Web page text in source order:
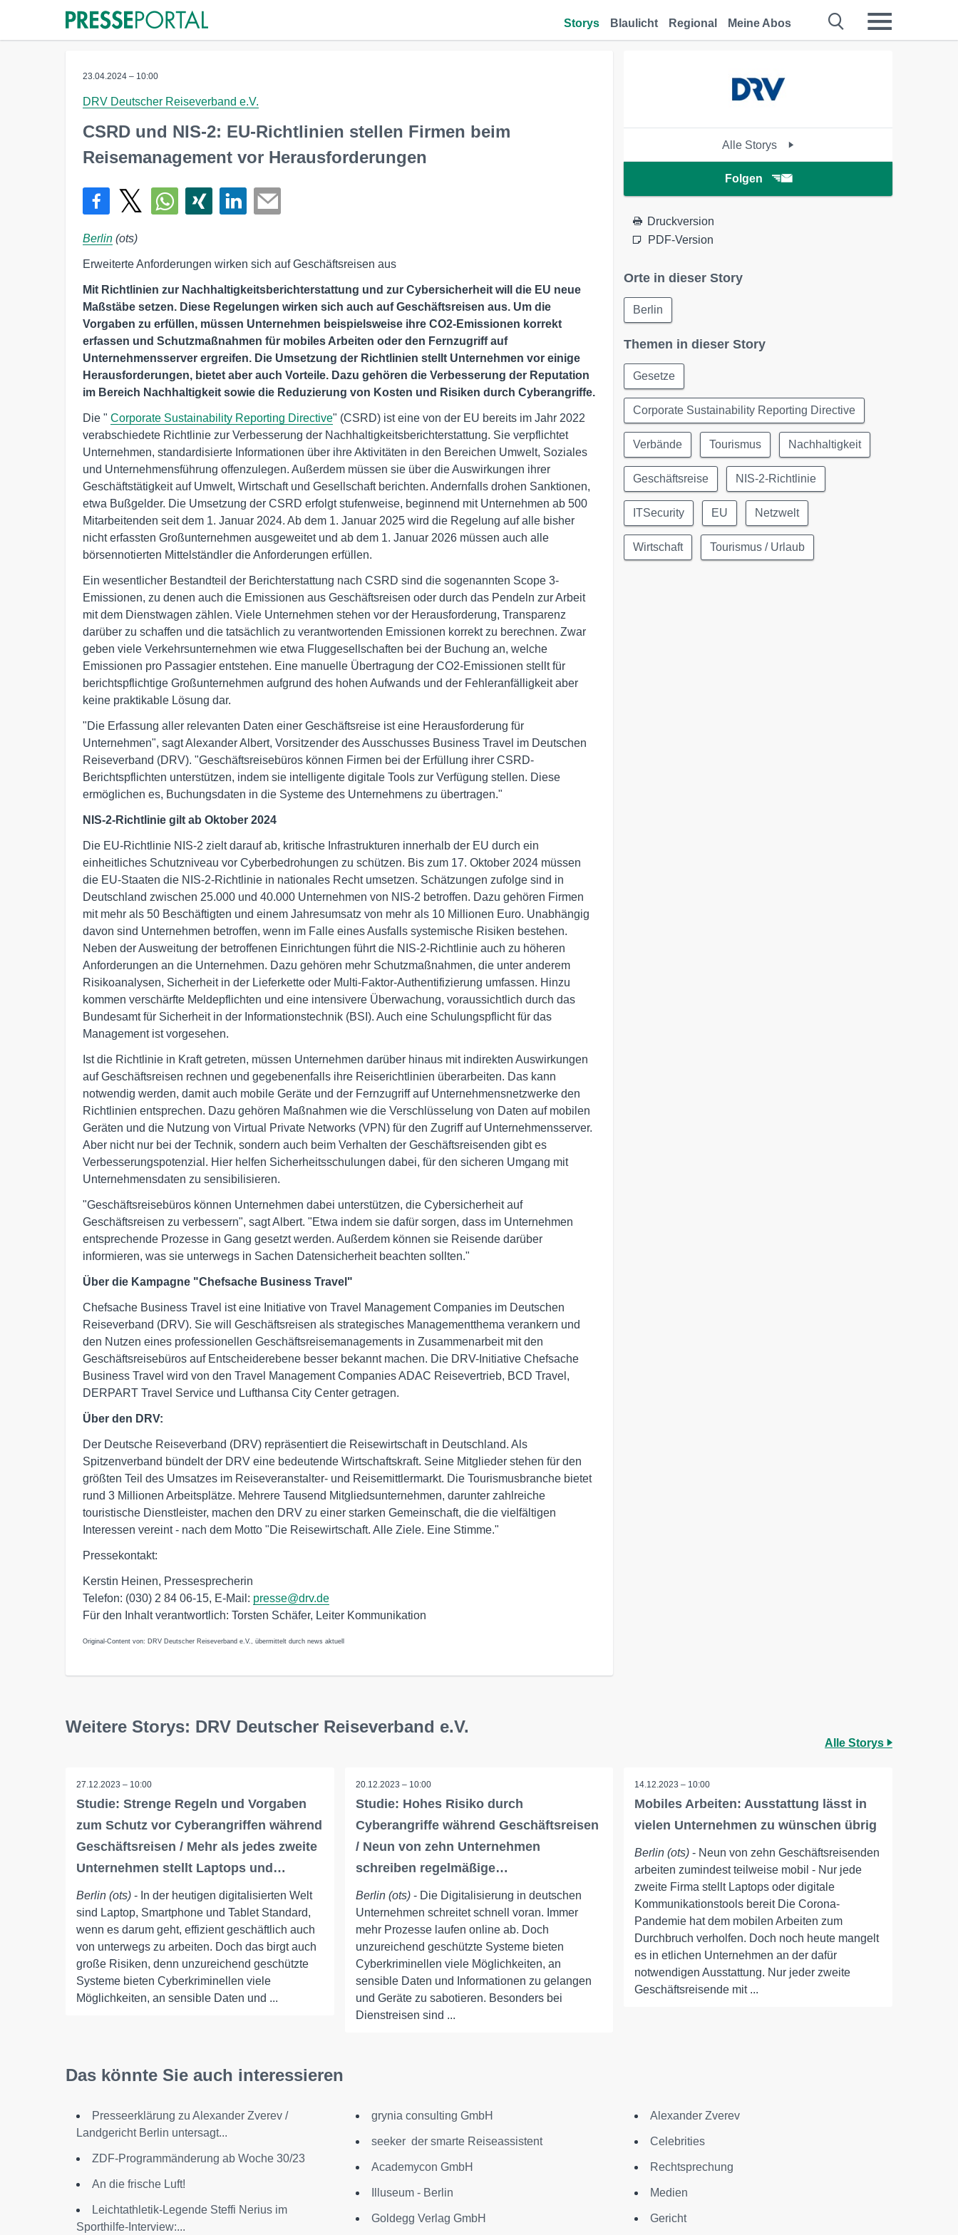
Storys Blaulicht Regional Meine Abos
23.04.2024 – 10:00
DRV Deutscher Reiseverband e.V.
CSRD und NIS-2: EU-Richtlinien stellen Firmen beim
Reisemanagement vor Herausforderungen
Berlin (ots)
Erweiterte Anforderungen wirken sich auf Geschäftsreisen aus
Mit Richtlinien zur Nachhaltigkeitsberichterstattung und zur Cybersicherheit will die EU neue
Maßstäbe setzen. Diese Regelungen wirken sich auch auf Geschäftsreisen aus. Um die
Vorgaben zu erfüllen, müssen Unternehmen beispielsweise ihre CO2-Emissionen korrekt
erfassen und Schutzmaßnahmen für mobiles Arbeiten oder den Fernzugriff auf
Unternehmensserver ergreifen. Die Umsetzung der Richtlinien stellt Unternehmen vor einige
Herausforderungen, bietet aber auch Vorteile. Dazu gehören die Verbesserung der Reputation
im Bereich Nachhaltigkeit sowie die Reduzierung von Kosten und Risiken durch Cyberangriffe.
Die " Corporate Sustainability Reporting Directive" (CSRD) ist eine von der EU bereits im Jahr 2022
verabschiedete Richtlinie zur Verbesserung der Nachhaltigkeitsberichterstattung. Sie verpflichtet
Unternehmen, standardisierte Informationen über ihre Aktivitäten in den Bereichen Umwelt, Soziales
und Unternehmensführung offenzulegen. Außerdem müssen sie über die Auswirkungen ihrer
Geschäftstätigkeit auf Umwelt, Wirtschaft und Gesellschaft berichten. Andernfalls drohen Sanktionen,
etwa Bußgelder. Die Umsetzung der CSRD erfolgt stufenweise, beginnend mit Unternehmen ab 500
Mitarbeitenden seit dem 1. Januar 2024. Ab dem 1. Januar 2025 wird die Regelung auf alle bisher
nicht erfassten Großunternehmen ausgeweitet und ab dem 1. Januar 2026 müssen auch alle
börsennotierten Mittelständler die Anforderungen erfüllen.
Ein wesentlicher Bestandteil der Berichterstattung nach CSRD sind die sogenannten Scope 3-
Emissionen, zu denen auch die Emissionen aus Geschäftsreisen oder durch das Pendeln zur Arbeit
mit dem Dienstwagen zählen. Viele Unternehmen stehen vor der Herausforderung, Transparenz
darüber zu schaffen und die tatsächlich zu verantwortenden Emissionen korrekt zu berechnen. Zwar
geben viele Verkehrsunternehmen wie etwa Fluggesellschaften bei der Buchung an, welche
Emissionen pro Passagier entstehen. Eine manuelle Übertragung der CO2-Emissionen stellt für
berichtspflichtige Großunternehmen aufgrund des hohen Aufwands und der Fehleranfälligkeit aber
keine praktikable Lösung dar.
"Die Erfassung aller relevanten Daten einer Geschäftsreise ist eine Herausforderung für
Unternehmen", sagt Alexander Albert, Vorsitzender des Ausschusses Business Travel im Deutschen
Reiseverband (DRV). "Geschäftsreisebüros können Firmen bei der Erfüllung ihrer CSRD-
Berichtspflichten unterstützen, indem sie intelligente digitale Tools zur Verfügung stellen. Diese
ermöglichen es, Buchungsdaten in die Systeme des Unternehmens zu übertragen."
NIS-2-Richtlinie gilt ab Oktober 2024
Die EU-Richtlinie NIS-2 zielt darauf ab, kritische Infrastrukturen innerhalb der EU durch ein
einheitliches Schutzniveau vor Cyberbedrohungen zu schützen. Bis zum 17. Oktober 2024 müssen
die EU-Staaten die NIS-2-Richtlinie in nationales Recht umsetzen. Schätzungen zufolge sind in
Deutschland zwischen 25.000 und 40.000 Unternehmen von NIS-2 betroffen. Dazu gehören Firmen
mit mehr als 50 Beschäftigten und einem Jahresumsatz von mehr als 10 Millionen Euro. Unabhängig
davon sind Unternehmen betroffen, wenn im Falle eines Ausfalls systemische Risiken bestehen.
Neben der Ausweitung der betroffenen Einrichtungen führt die NIS-2-Richtlinie auch zu höheren
Anforderungen an die Unternehmen. Dazu gehören mehr Schutzmaßnahmen, die unter anderem
Risikoanalysen, Sicherheit in der Lieferkette oder Multi-Faktor-Authentifizierung umfassen. Hinzu
kommen verschärfte Meldepflichten und eine intensivere Überwachung, voraussichtlich durch das
Bundesamt für Sicherheit in der Informationstechnik (BSI). Auch eine Schulungspflicht für das
Management ist vorgesehen.
Ist die Richtlinie in Kraft getreten, müssen Unternehmen darüber hinaus mit indirekten Auswirkungen
auf Geschäftsreisen rechnen und gegebenenfalls ihre Reiserichtlinien überarbeiten. Das kann
notwendig werden, damit auch mobile Geräte und der Fernzugriff auf Unternehmensnetzwerke den
Richtlinien entsprechen. Dazu gehören Maßnahmen wie die Verschlüsselung von Daten auf mobilen
Geräten und die Nutzung von Virtual Private Networks (VPN) für den Zugriff auf Unternehmensserver.
Aber nicht nur bei der Technik, sondern auch beim Verhalten der Geschäftsreisenden gibt es
Verbesserungspotenzial. Hier helfen Sicherheitsschulungen dabei, für den sicheren Umgang mit
Unternehmensdaten zu sensibilisieren.
"Geschäftsreisebüros können Unternehmen dabei unterstützen, die Cybersicherheit auf
Geschäftsreisen zu verbessern", sagt Albert. "Etwa indem sie dafür sorgen, dass im Unternehmen
entsprechende Prozesse in Gang gesetzt werden. Außerdem können sie Reisende darüber
informieren, was sie unterwegs in Sachen Datensicherheit beachten sollten."
Über die Kampagne "Chefsache Business Travel"
Chefsache Business Travel ist eine Initiative von Travel Management Companies im Deutschen
Reiseverband (DRV). Sie will Geschäftsreisen als strategisches Managementthema verankern und
den Nutzen eines professionellen Geschäftsreisemanagements in Zusammenarbeit mit den
Geschäftsreisebüros auf Entscheiderebene besser bekannt machen. Die DRV-Initiative Chefsache
Business Travel wird von den Travel Management Companies ADAC Reisevertrieb, BCD Travel,
DERPART Travel Service und Lufthansa City Center getragen.
Über den DRV:
Der Deutsche Reiseverband (DRV) repräsentiert die Reisewirtschaft in Deutschland. Als
Spitzenverband bündelt der DRV eine bedeutende Wirtschaftskraft. Seine Mitglieder stehen für den
größten Teil des Umsatzes im Reiseveranstalter- und Reisemittlermarkt. Die Tourismusbranche bietet
rund 3 Millionen Arbeitsplätze. Mehrere Tausend Mitgliedsunternehmen, darunter zahlreiche
touristische Dienstleister, machen den DRV zu einer starken Gemeinschaft, die die vielfältigen
Interessen vereint - nach dem Motto "Die Reisewirtschaft. Alle Ziele. Eine Stimme."
Pressekontakt:
Kerstin Heinen, Pressesprecherin
Telefon: (030) 2 84 06-15, E-Mail: presse@drv.de
Für den Inhalt verantwortlich: Torsten Schäfer, Leiter Kommunikation
Original-Content von: DRV Deutscher Reiseverband e.V., übermittelt durch news aktuell
Alle Storys
Folgen
Druckversion
PDF-Version
Orte in dieser Story
Berlin
Themen in dieser Story
Gesetze
Corporate Sustainability Reporting Directive
Verbände Tourismus Nachhaltigkeit
Geschäftsreise NIS-2-Richtlinie
ITSecurity EU Netzwelt
Wirtschaft Tourismus / Urlaub
Weitere Storys: DRV Deutscher Reiseverband e.V.
Alle Storys
27.12.2023 – 10:00
Studie: Strenge Regeln und Vorgaben
zum Schutz vor Cyberangriffen während
Geschäftsreisen / Mehr als jedes zweite
Unternehmen stellt Laptops und…
Berlin (ots) - In der heutigen digitalisierten Welt
sind Laptop, Smartphone und Tablet Standard,
wenn es darum geht, effizient geschäftlich auch
von unterwegs zu arbeiten. Doch das birgt auch
große Risiken, denn unzureichend geschützte
Systeme bieten Cyberkriminellen viele
Möglichkeiten, an sensible Daten und ...
20.12.2023 – 10:00
Studie: Hohes Risiko durch
Cyberangriffe während Geschäftsreisen
/ Neun von zehn Unternehmen
schreiben regelmäßige…
Berlin (ots)- Die Digitalisierung in deutschen
Unternehmen schreitet schnell voran. Immer
mehr Prozesse laufen online ab. Doch
unzureichend geschützte Systeme bieten
Cyberkriminellen viele Möglichkeiten, an
sensible Daten und Informationen zu gelangen
und Geräte zu sabotieren. Besonders bei
Dienstreisen sind ...
14.12.2023 – 10:00
Mobiles Arbeiten: Ausstattung lässt in
vielen Unternehmen zu wünschen übrig
Berlin (ots) - Neun von zehn Geschäftsreisenden
arbeiten zumindest teilweise mobil - Nur jede
zweite Firma stellt Laptops oder digitale
Kommunikationstools bereit Die Corona-
Pandemie hat dem mobilen Arbeiten zum
Durchbruch verholfen. Doch noch heute mangelt
es in etlichen Unternehmen an der dafür
notwendigen Ausstattung. Nur jeder zweite
Geschäftsreisende mit ...
Das könnte Sie auch interessieren
Presseerklärung zu Alexander Zverev /
Landgericht Berlin untersagt...
ZDF-Programmänderung ab Woche 30/23
An die frische Luft!
Leichtathletik-Legende Steffi Nerius im
Sporthilfe-Interview:...
grynia consulting GmbH
seeker ­ der smarte Reiseassistent
Academycon GmbH
Illuseum - Berlin
Goldegg Verlag GmbH
Alexander Zverev
Celebrities
Rechtsprechung
Medien
Gericht